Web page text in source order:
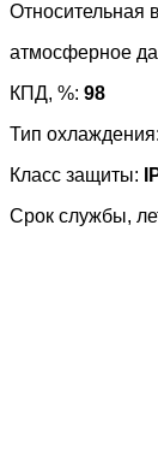
Относительная
атмосферное
КПД, %: 98
Тип охлаждения:
Класс защиты:
Срок службы,